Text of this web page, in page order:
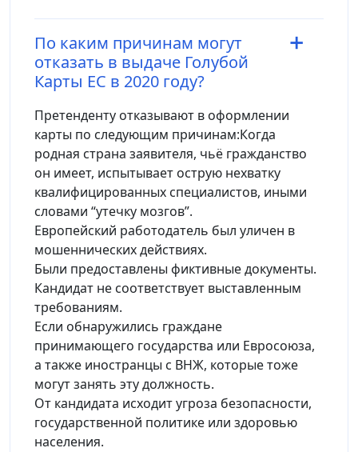
По каким причинам могут
отказать в выдаче Голубой
Карты ЕС в 2020 году?
Претенденту отказывают в оформлении
карты по следующим причинам:Когда
родная страна заявителя, чьё гражданство
он имеет, испытывает острую нехватку
квалифицированных специалистов, иными
словами “утечку мозгов”.
Европейский работодатель был уличен в
мошеннических действиях.
Были предоставлены фиктивные документы.
Кандидат не соответствует выставленным
требованиям.
Если обнаружились граждане
принимающего государства или Евросоюза,
а также иностранцы с ВНЖ, которые тоже
могут занять эту должность.
От кандидата исходит угроза безопасности,
государственной политике или здоровью
населения.